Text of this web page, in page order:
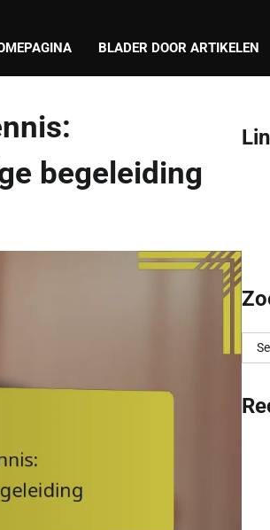
BLADER DOOR ARTIKELEN
begeleiding
for: